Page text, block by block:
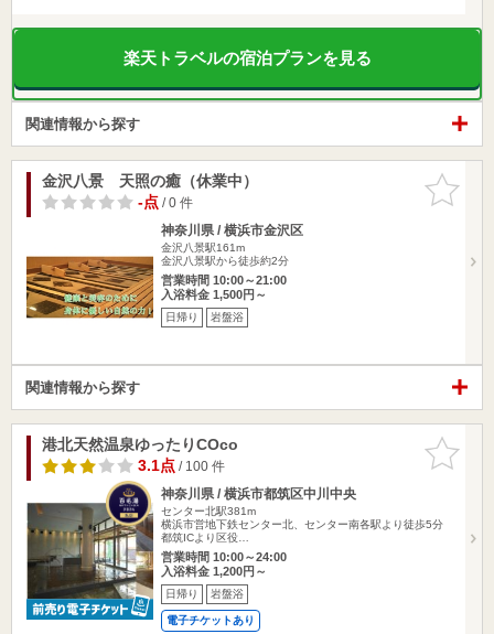
楽天トラベルの宿泊プランを見る
関連情報から探す
お気に入
りに追加
金沢八景 天照の癒（休業中）
-点/ 0 件
神奈川県 / 横浜市金沢区
金沢八景駅161m
金沢八景駅から徒歩約2分
営業時間 10:00～21:00
入浴料金 1,500円～
日帰り 岩盤浴
関連情報から探す
お気に入
りに追加
港北天然温泉ゆったりCOco
3.1点/ 100 件
神奈川県 / 横浜市都筑区中川中央
センター北駅381m
横浜市営地下鉄センター北、センター南各駅より徒歩5分
都筑ICより区役…
営業時間 10:00～24:00
入浴料金 1,200円～
日帰り 岩盤浴
電子チケットあり